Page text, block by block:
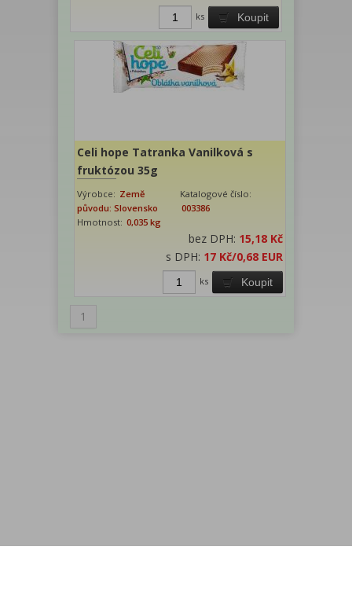
Koupit
ks
Celi hope Tatranka Vanilková s
fruktózou 35g
Výrobce: Země
původu: Slovensko
Katalogové číslo:
003386
Hmotnost: 0,035 kg
bez DPH: 15,18 Kč
s DPH: 17 Kč/0,68 EUR
Koupit
ks
1